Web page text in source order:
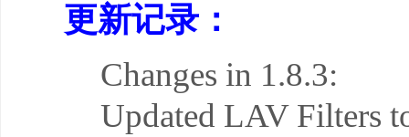
更新记录：
Changes in 1.8.3:
Updated LAV Filters